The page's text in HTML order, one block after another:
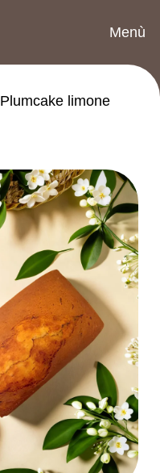
Menù
Plumcake limone